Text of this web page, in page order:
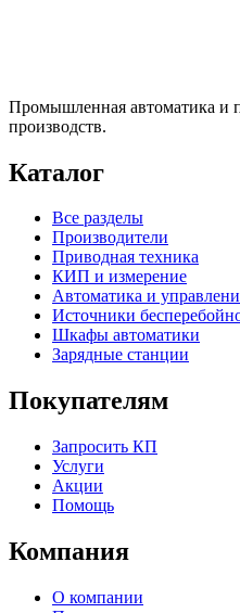
Промышленная автоматика и
производств.
Каталог
Все разделы
Производители
Приводная техника
КИП и измерение
Автоматика и
Источники
Шкафы автоматики
Зарядные станции
Покупателям
Запросить КП
Услуги
Акции
Помощь
Компания
О компании